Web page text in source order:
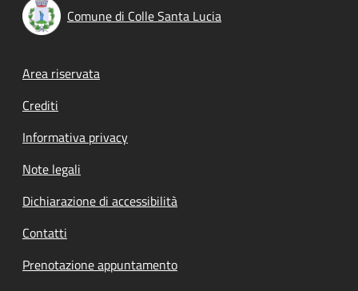
Comune di Colle Santa Lucia
Footer menu
Area riservata
Crediti
Informativa privacy
Note legali
Dichiarazione di accessibilità
Contatti
Prenotazione appuntamento